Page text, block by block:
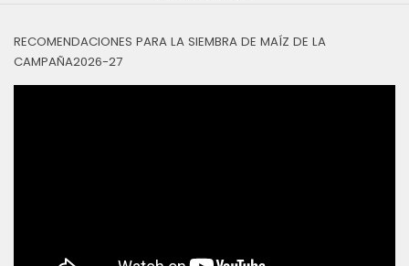
RECOMENDACIONES PARA LA SIEMBRA DE MAÍZ DE LA
CAMPAÑA2026-27